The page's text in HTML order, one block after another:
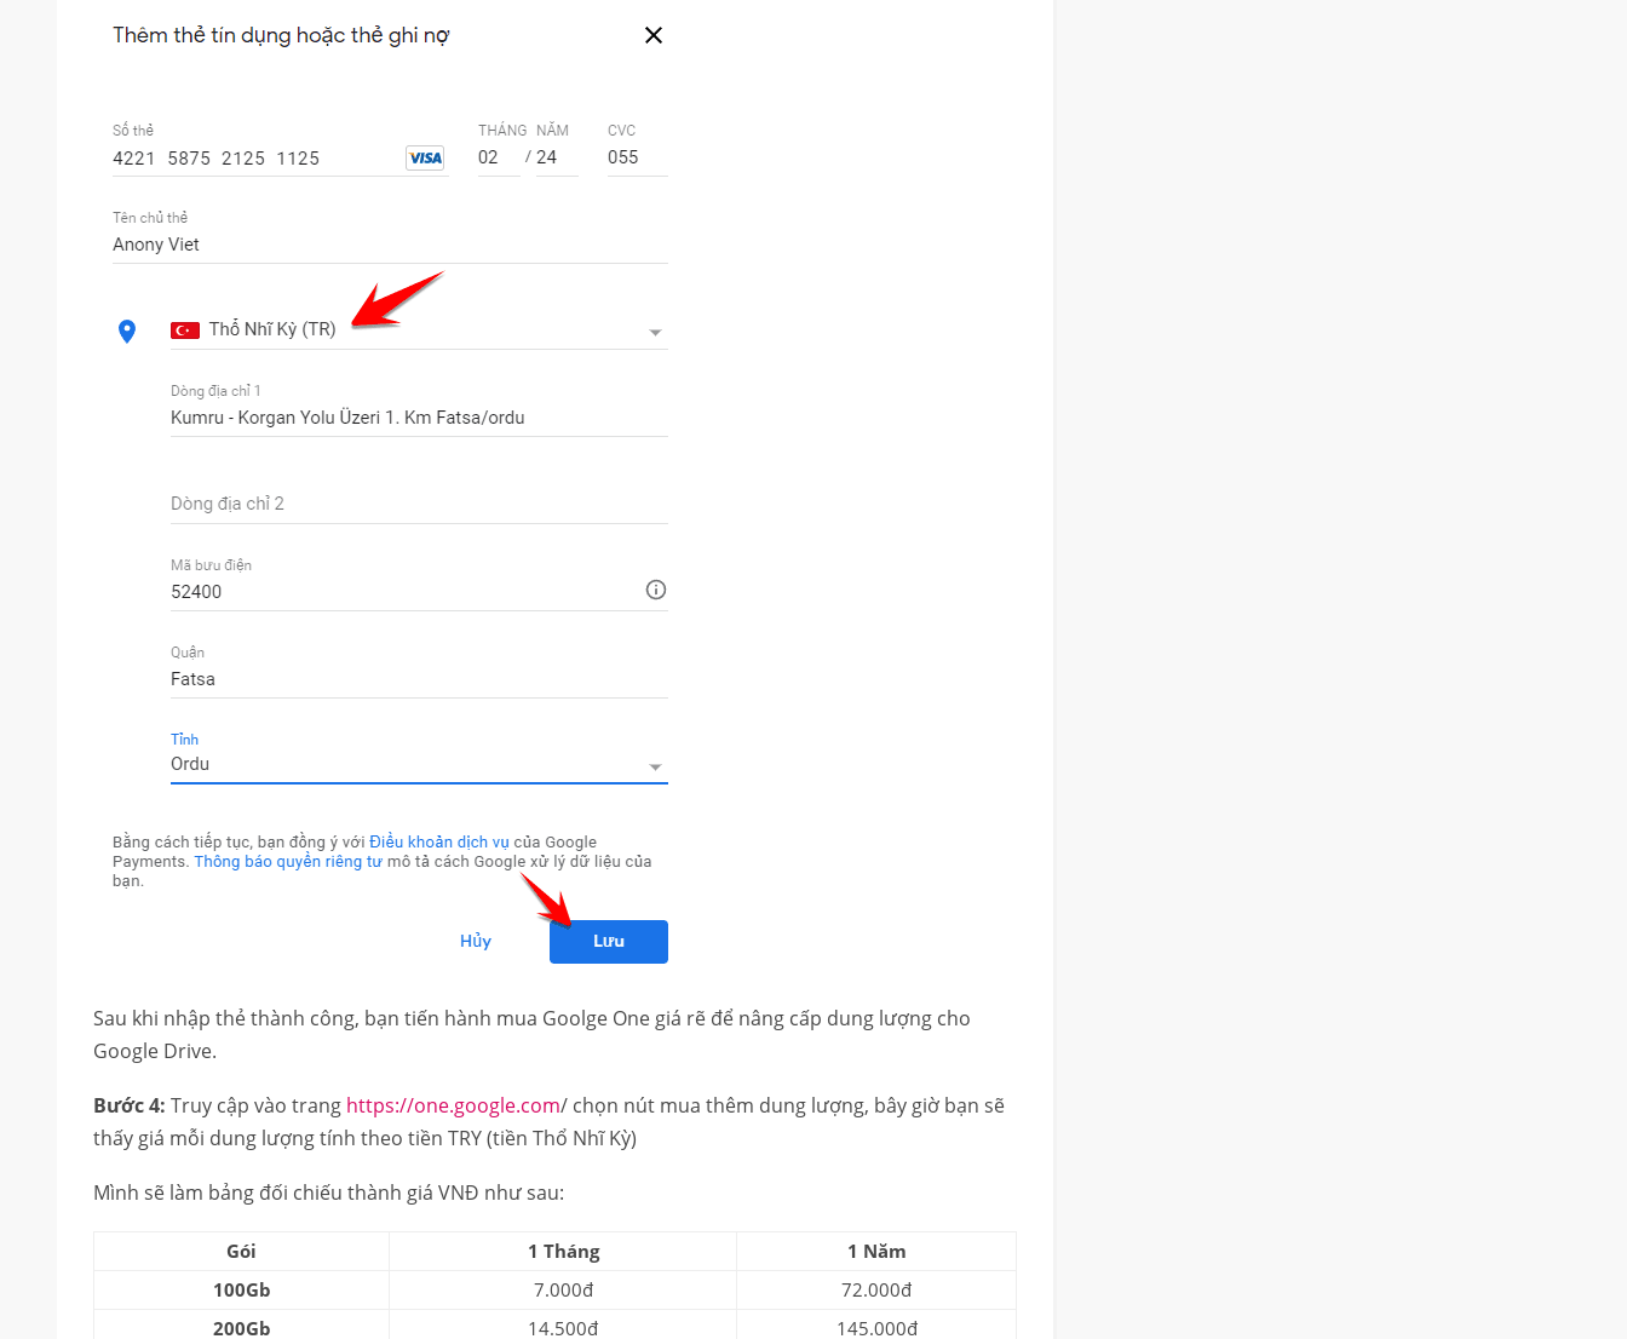
Sau khi nhập thẻ thành công, bạn tiến hành mua Goolge One giá rẽ để nâng cấp dung lượng cho
Google Drive.
Bước 4: Truy cập vào trang https://one.google.com/ chọn nút mua thêm dung lượng, bây giờ bạn sẽ
thấy giá mỗi dung lượng tính theo tiền TRY (tiền Thổ Nhĩ Kỳ)
Mình sẽ làm bảng đối chiếu thành giá VNĐ như sau:
Gói 1 Tháng
1 Năm
100Gb
7.000đ
72.000đ
200Gb
14.500đ 145.000đ